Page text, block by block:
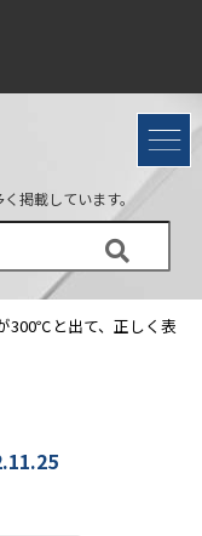
掲載しています。
300℃と出て、正しく表